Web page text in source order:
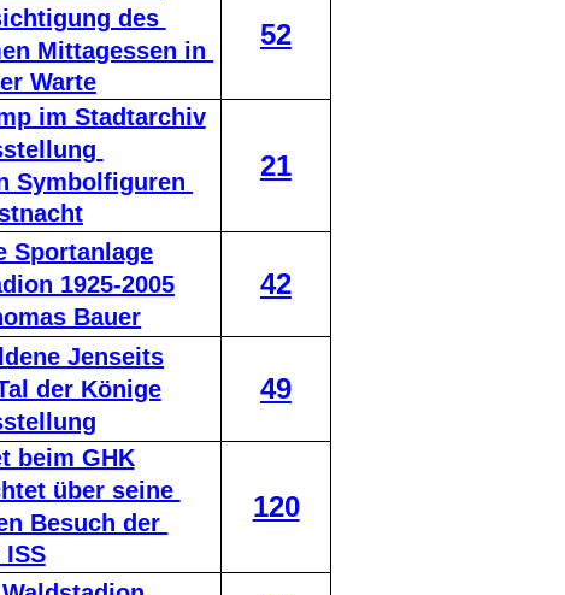
des
Mittagessen in
Warte
52
im Stadtarchiv
Symbolfiguren
21
Sportanlage
1925-2005
Bauer
42
Jenseits
der Könige
49
beim GHK
über seine
Besuch der
120